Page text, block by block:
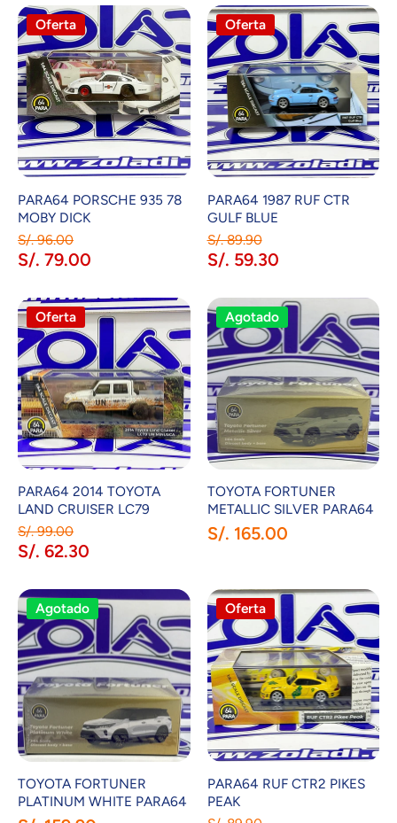
Oferta
PARA64 PORSCHE 935 78
MOBY DICK
S/. 96.00
S/. 79.00
Oferta
PARA64 1987 RUF CTR
GULF BLUE
S/. 89.90
S/. 59.30
Oferta
PARA64 2014 TOYOTA
LAND CRUISER LC79
S/. 99.00
S/. 62.30
Agotado
TOYOTA FORTUNER
METALLIC SILVER PARA64
S/. 165.00
Agotado
TOYOTA FORTUNER
PLATINUM WHITE PARA64
Oferta
PARA64 RUF CTR2 PIKES
PEAK